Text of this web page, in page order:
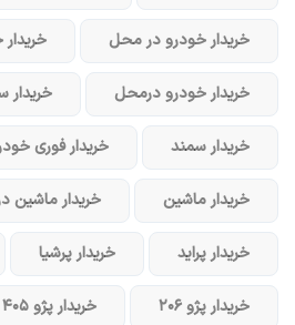
خریدار خودرو در محل
خریدار خودرو در‌محل خریدار
خریدار سمند خریدار فوری
خریدار ماشین خریدار ماشین
خریدار پراید خریدار پرشیا
خریدار پژو ۲۰۶ خریدار پژو ۴۰۵